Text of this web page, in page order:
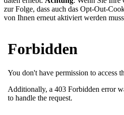
zur Folge, dass auch das Opt-Out-
von Ihnen erneut aktiviert werden